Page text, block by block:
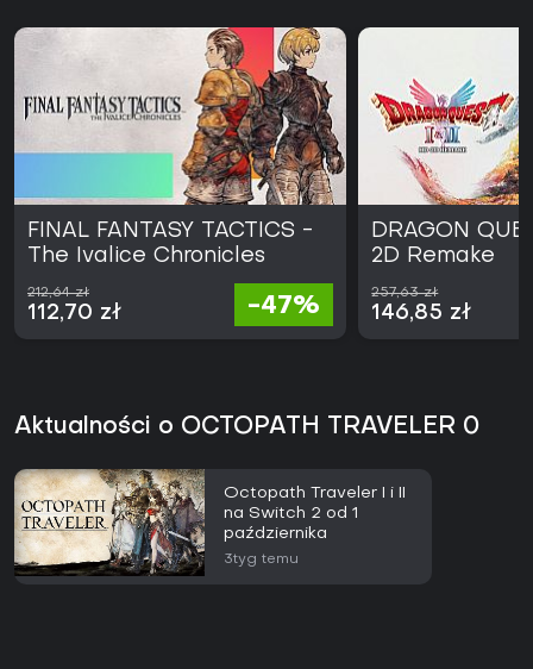
FINAL FANTASY TACTICS -
The Ivalice Chronicles
212,64 zł
112,70 zł -47%
DRAGON
2D Remake
257,63 zł
146,85 zł
Aktualności o OCTOPATH TRAVELER 0
Octopath Traveler I i II
na Switch 2 od 1
października
3tyg temu